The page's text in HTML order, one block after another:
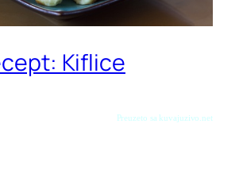
Kiflice
Preuzeto sa kuvajuzivo.net